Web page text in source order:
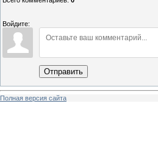
Войдите:
Отправить
Полная версия сайта